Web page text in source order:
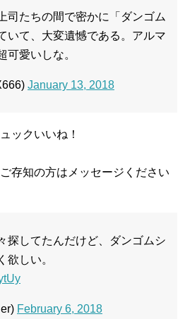
司たちの間で密かに「ダンゴム
いて、大変遺憾である。アルマ
可愛いしな。
January 13, 2018
ックいいね！
存知の方はメッセージください
探してたんだけど、ダンゴムシ
欲しい。
February 6, 2018